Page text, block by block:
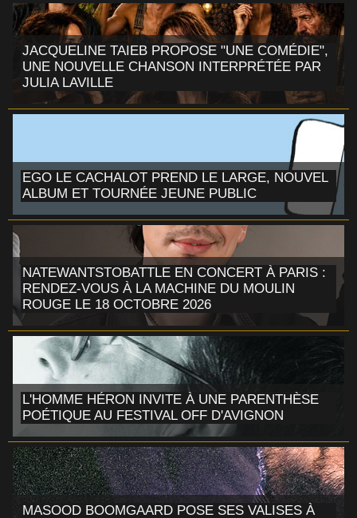
JACQUELINE TAIEB PROPOSE "UNE COMÉDIE",
UNE NOUVELLE CHANSON INTERPRÉTÉE PAR
JULIA LAVILLE
EGO LE CACHALOT PREND LE LARGE, NOUVEL
ALBUM ET TOURNÉE JEUNE PUBLIC
NATEWANTSTOBATTLE EN CONCERT À PARIS :
RENDEZ-VOUS À LA MACHINE DU MOULIN
ROUGE LE 18 OCTOBRE 2026
L'HOMME HÉRON INVITE À UNE PARENTHÈSE
POÉTIQUE AU FESTIVAL OFF D'AVIGNON
MASOOD BOOMGAARD POSE SES VALISES À